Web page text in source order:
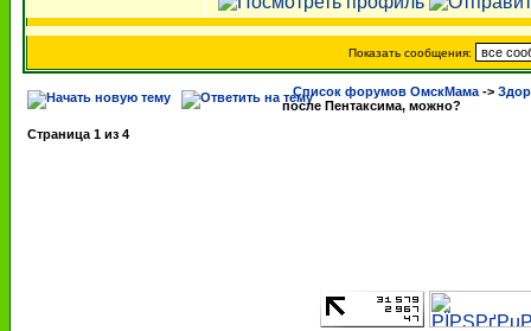
Показать сообщения:
Список форумов ОмскМама ->
после Пентаксима, можно?
Страница 1 из 4